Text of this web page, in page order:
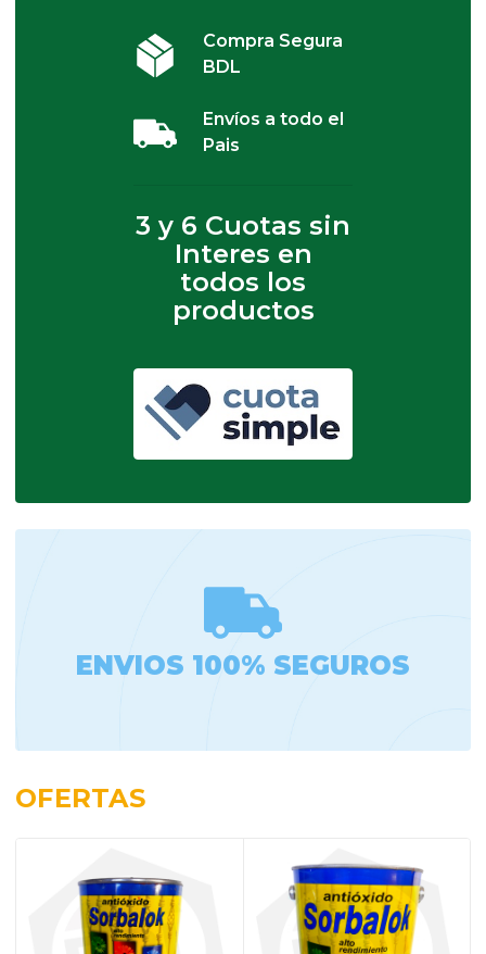
Compra Segura
BDL
Envíos a todo el
Pais
3 y 6 Cuotas sin
Interes en
todos los
productos
ENVIOS 100% SEGUROS
OFERTAS